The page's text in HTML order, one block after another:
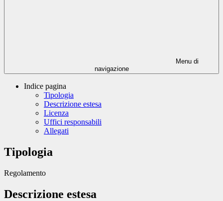
Menu di
navigazione
Indice pagina
Tipologia
Descrizione estesa
Licenza
Uffici responsabili
Allegati
Tipologia
Regolamento
Descrizione estesa